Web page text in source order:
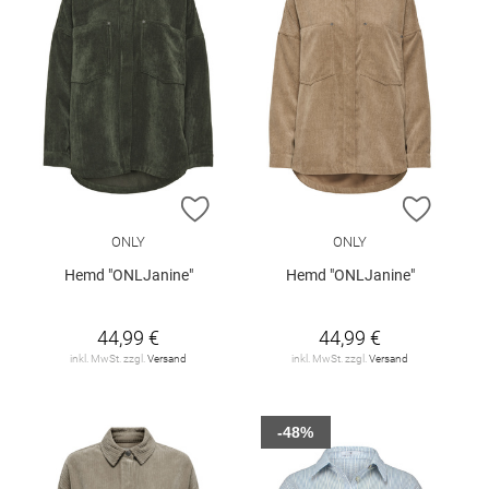
ZUR WUNSCHLISTE HINZUFÜGEN
ONLY
Hemd "ONLJanine"
44,99 €
inkl. MwSt. zzgl. Versand
ZUR
ONLY
Hemd "ONLJanine"
44,99 €
inkl. MwSt. zzgl. Versand
-48%